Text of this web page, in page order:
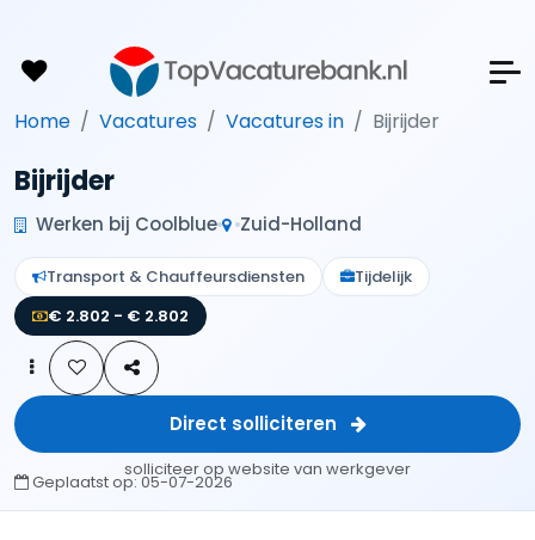
Home Vacatures Vacatures in Bijrijder
Bijrijder
Werken bij Coolblue Zuid-Holland
Transport & Chauffeursdiensten
Tijdelijk
€ 2.802 - € 2.802
Direct solliciteren
solliciteer op website van werkgever
Geplaatst op:05-07-2026